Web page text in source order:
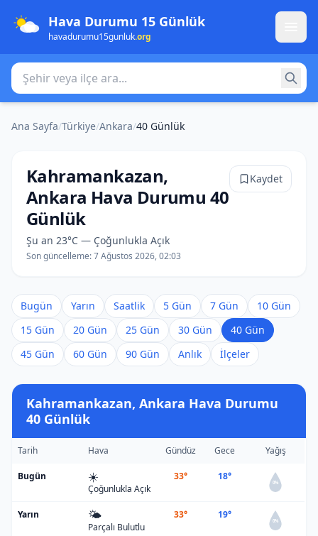
Hava Durumu 15 Günlük
havadurumu15gunluk.org
Şehir veya ilçe ara
Ana Sayfa/Türkiye/Ankara/40 Günlük
Kahramankazan,
Ankara Hava Durumu 40
Günlük
Şu an 23°C — Çoğunlukla Açık
Son güncelleme:7 Ağustos 2026, 02:03
Kaydet
Bugün Yarın Saatlik 5 Gün 7 Gün
10 Gün
15 Gün
20 Gün 25 Gün 30 Gün
40 Gün
45 Gün
60 Gün 90 Gün Anlık İlçeler
Kahramankazan, Ankara Hava Durumu
40 Günlük
Tarih Hava Gündüz Gece Yağış
Bugün ☀️
Çoğunlukla Açık
33° 18°
0%
Yarın 🌤️
Parçalı Bulutlu
33° 19°
0%